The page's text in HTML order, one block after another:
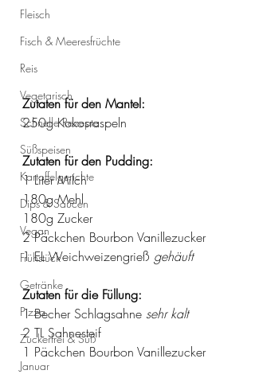
Fleisch
Fisch & Meeresfrüchte
Reis
Vegetarisch
Schnelle Rezepte
Süßspeisen
Kartoffelgerichte
Dips & Saucen
Vegan
Frühstück
Getränke
Pizza
Zuckerfrei & Süß
Januar
Zutaten für den Mantel:
250g Kokosraspeln
Zutaten für den Pudding:
1 Liter Milch
180g Mehl
180g Zucker
2 Päckchen Bourbon Vanillezucker
1 EL Weichweizengrieß gehäuft
Zutaten für die Füllung:
1 Becher Schlagsahne sehr kalt
2 TL Sahnesteif
1 Päckchen Bourbon Vanillezucker